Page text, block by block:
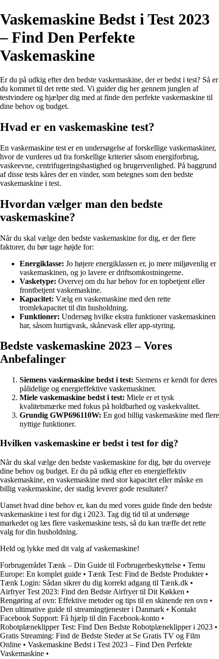
Vaskemaskine Bedst i Test 2023
– Find Den Perfekte
Vaskemaskine
Er du på udkig efter den bedste vaskemaskine, der er bedst i test? Så er
du kommet til det rette sted. Vi guider dig her gennem junglen af
testvindere og hjælper dig med at finde den perfekte vaskemaskine til
dine behov og budget.
Hvad er en vaskemaskine test?
En vaskemaskine test er en undersøgelse af forskellige vaskemaskiner,
hvor de vurderes ud fra forskellige kriterier såsom energiforbrug,
vaskeevne, centrifugeringshastighed og brugervenlighed. På baggrund
af disse tests kåres der en vinder, som betegnes som den bedste
vaskemaskine i test.
Hvordan vælger man den bedste
vaskemaskine?
Når du skal vælge den bedste vaskemaskine for dig, er der flere
faktorer, du bør tage højde for:
Energiklasse: Jo højere energiklassen er, jo mere miljøvenlig er
vaskemaskinen, og jo lavere er driftsomkostningerne.
Vasketype: Overvej om du har behov for en topbetjent eller
frontbetjent vaskemaskine.
Kapacitet: Vælg en vaskemaskine med den rette
tromlekapacitet til din husholdning.
Funktioner: Undersøg hvilke ekstra funktioner vaskemaskinen
har, såsom hurtigvask, skånevask eller app-styring.
Bedste vaskemaskine 2023 – Vores
Anbefalinger
Siemens vaskemaskine bedst i test: Siemens er kendt for deres
pålidelige og energieffektive vaskemaskiner.
Miele vaskemaskine bedst i test: Miele er et tysk
kvalitetsmærke med fokus på holdbarhed og vaskekvalitet.
Grundig GWP696110W: En god billig vaskemaskine med flere
nyttige funktioner.
Hvilken vaskemaskine er bedst i test for dig?
Når du skal vælge den bedste vaskemaskine for dig, bør du overveje
dine behov og budget. Er du på udkig efter en energieffektiv
vaskemaskine, en vaskemaskine med stor kapacitet eller måske en
billig vaskemaskine, der stadig leverer gode resultater?
Uanset hvad dine behov er, kan du med vores guide finde den bedste
vaskemaskine i test for dig i 2023. Tag dig tid til at undersøge
markedet og læs flere vaskemaskine tests, så du kan træffe det rette
valg for din husholdning.
Held og lykke med dit valg af vaskemaskine!
Forbrugerrådet Tænk – Din Guide til Forbrugerbeskyttelse • Temu
Europe: En komplet guide • Tænk Test: Find de Bedste Produkter•
Tænk Login: Sådan sikrer du dig korrekt adgang til Tænk.dk •
Airfryer Test 2023: Find den Bedste Airfryer til Dit Køkken •
Rengøring af ovn: Effektive metoder og tips til en skinende ren ovn •
Den ultimative guide til streamingtjenester i Danmark • Kontakt
Facebook Support: Få hjælp til din Facebook-konto •
Robotplæneklipper Test: Find Den Bedste Robotplæneklipper i 2023 •
Gratis Streaming: Find de Bedste Steder at Se Gratis TV og Film
Online • Vaskemaskine Bedst i Test 2023 – Find Den Perfekte
Vaskemaskine •